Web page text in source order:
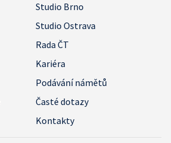
Studio Brno
Studio Ostrava
Rada ČT
Kariéra
Podávání námětů
Časté dotazy
Kontakty